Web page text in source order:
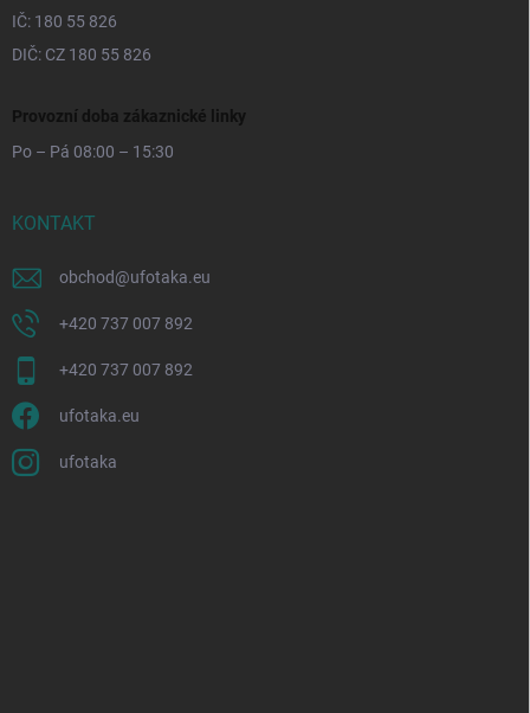
IČ: 180 55 826
DIČ: CZ 180 55 826
Provozní doba zákaznické linky
Po – Pá 08:00 – 15:30
KONTAKT
obchod@ufotaka.eu
+420 737 007 892
+420 737 007 892
ufotaka.eu
ufotaka